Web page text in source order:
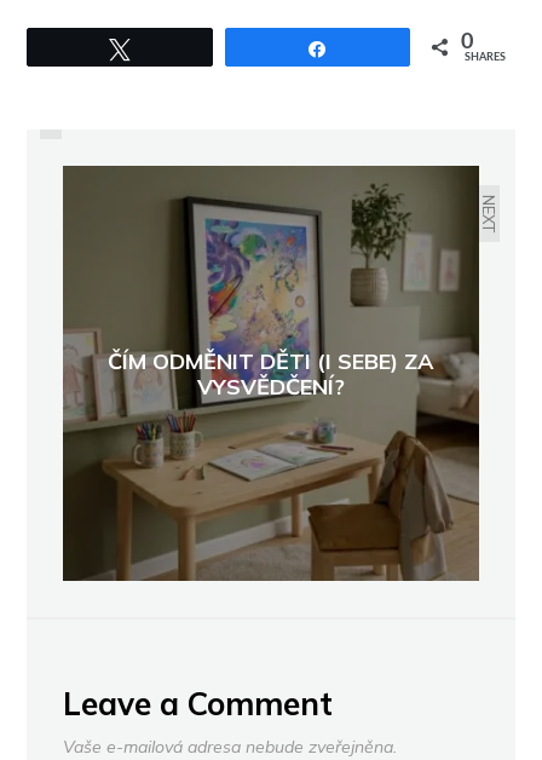
0
SHARES
PREVIOUS
PŘINESLA LIDEM POMOC ZA VÍCE
NEŽ 10 MILIONŮ KORUN
NEXT
ČÍM ODMĚNIT DĚTI (I SEBE) ZA
VYSVĚDČENÍ?
Leave a Comment
Vaše e-mailová adresa nebude zveřejněna.